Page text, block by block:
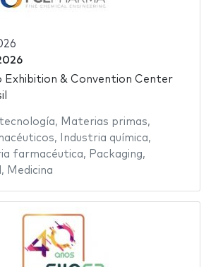
Exhibition & Convention Center
, Materias primas,
, Industria química,
farmacéutica, Packaging,
, Medicina